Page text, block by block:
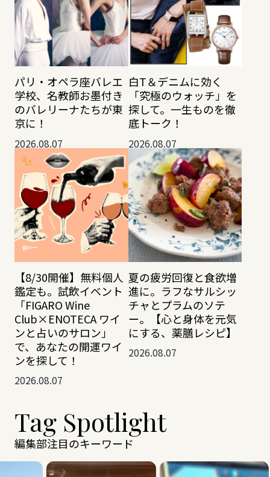
パリ・オペラ座バレエ
学校、名教師お墨付き
のバレリーナたちが東
京に！
2026.08.07
白T＆デニムに効く
「究極のウォッチ」を
探して。一生ものを徹
底トーク！
2026.08.07
【8/30開催】無料個人
鑑定も。試飲イベント
「FIGARO Wine
Club×ENOTECA ワイ
ンと占いのサロン」
で、あなたの開運ワイ
ンを探して！
2026.08.07
夏の疲労回復と食欲増
進に。ラフなサルシッ
チャとプラムのソテ
ー。【心と身体を元気
にする、薬膳レシピ】
2026.08.07
Tag Spotlight
編集部注目のキーワード